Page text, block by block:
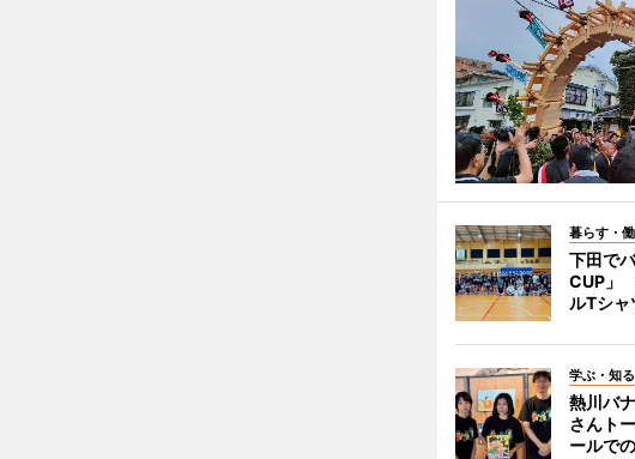
暮らす・働
下田で
CUP」
ルTシャ
学ぶ・知る
熱川バ
さんト
ールで